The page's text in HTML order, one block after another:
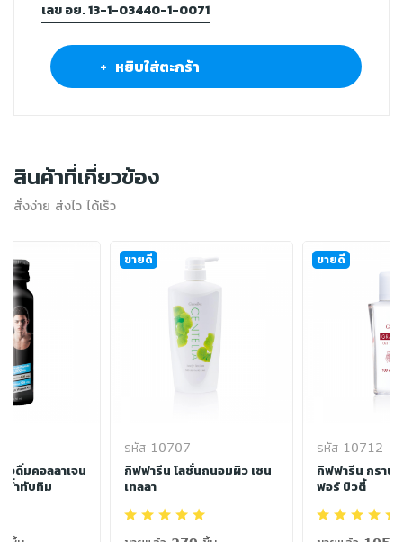
เลข อย. 13-1-03440-1-0071
+ หยิบใส่ตะกร้า
สินค้าที่เกี่ยวข้อง
สั่งง่าย ส่งไว ได้เร็ว
งดื่มคอลลาเจน
น้ำทับทิม
ขายดี
รหัส 10707
กิฟฟารีน โลชั่นถนอมผิว เซน
เทลลา
ขายดี
รหัส 10712
กิฟฟารีน กราน
ฟอร์ บิวตี้